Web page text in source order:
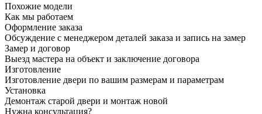
Похожие модели
Как мы работаем
Оформление заказа
Обсуждение с менеджером деталей заказа и запись на замер
Замер и договор
Выезд мастера на объект и заключение договора
Изготовление
Изготовление двери по вашим размерам и параметрам
Установка
Демонтаж старой двери и монтаж новой
Нужна консультация?